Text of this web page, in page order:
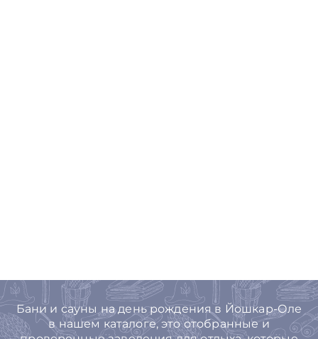
Бани и сауны на день рождения в Йошкар-Оле
в нашем каталоге, это отобранные и